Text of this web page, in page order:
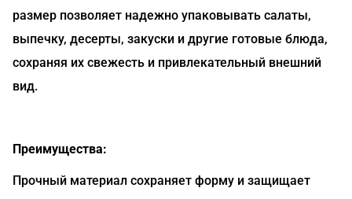
размер позволяет надежно упаковывать салаты,
выпечку, десерты, закуски и другие готовые блюда,
сохраняя их свежесть и привлекательный внешний
вид.
Преимущества:
Прочный материал сохраняет форму и защищает